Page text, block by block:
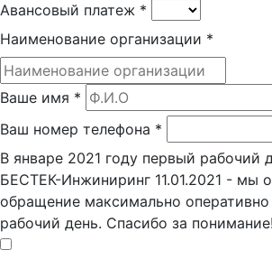
Авансовый платеж *
Наименование организации *
Ваше имя *
Ваш номер телефона *
В январе 2021 году первый рабочий
БЕСТЕК-Инжиниринг 11.01.2021 - мы
обращение максимально
рабочий день. Спасибо за понимание!